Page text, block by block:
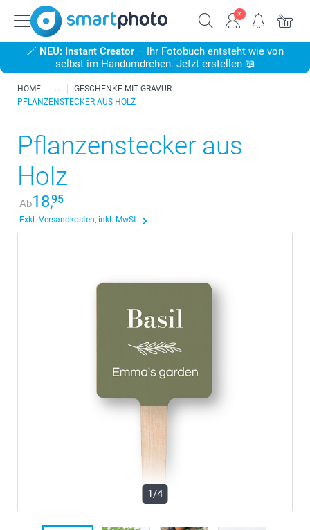
🪄 NEU: Instant Creator – Ihr Fotobuch entsteht wie von
selbst im Handumdrehen. Jetzt erstellen 📖
HOME
GESCHENKE MIT GRAVUR
PFLANZENSTECKER AUS HOLZ
Pflanzenstecker aus
Holz
Ab18,95
Exkl. Versandkosten, inkl. MwSt
1/4